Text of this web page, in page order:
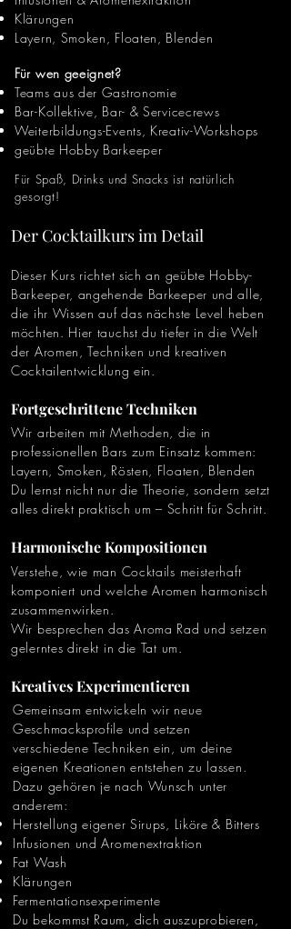
Klärungen
Layern, Smoken, Floaten, Blenden
Für wen geeignet?
Teams aus der Gastronomie
Bar-Kollektive, Bar- & Servicecrews
Weiterbildungs-Events, Kreativ-Workshops
geübte Hobby Barkeeper
Für Spaß, Drinks und Snacks ist natürlich
gesorgt!
Der Cocktailkurs im Detail
Dieser Kurs richtet sich an geübte Hobby-
Barkeeper, angehende Barkeeper und alle,
die ihr Wissen auf das nächste Level heben
möchten. Hier tauchst du tiefer in die Welt
der Aromen, Techniken und kreativen
Cocktailentwicklung ein.
Fortgeschrittene Techniken
Wir arbeiten mit Methoden, die in
professionellen Bars zum Einsatz kommen:
Layern, Smoken, Rösten, Floaten, Blenden
Du lernst nicht nur die Theorie, sondern setzt
alles direkt praktisch um – Schritt für Schritt.
Harmonische Kompositionen
Verstehe, wie man Cocktails meisterhaft
komponiert und welche Aromen harmonisch
zusammenwirken.
Wir besprechen das Aroma Rad und setzen
gelerntes direkt in die Tat um.
Kreatives Experimentieren
Gemeinsam entwickeln wir neue
Geschmacksprofile und setzen
verschiedene Techniken ein, um deine
eigenen Kreationen entstehen zu lassen.
Dazu gehören je nach Wunsch unter
anderem:
Herstellung eigener Sirups, Liköre & Bitters
Infusionen und Aromenextraktion
Fat Wash
Klärungen
Fermentationsexperimente
Du bekommst Raum, dich auszuprobieren,